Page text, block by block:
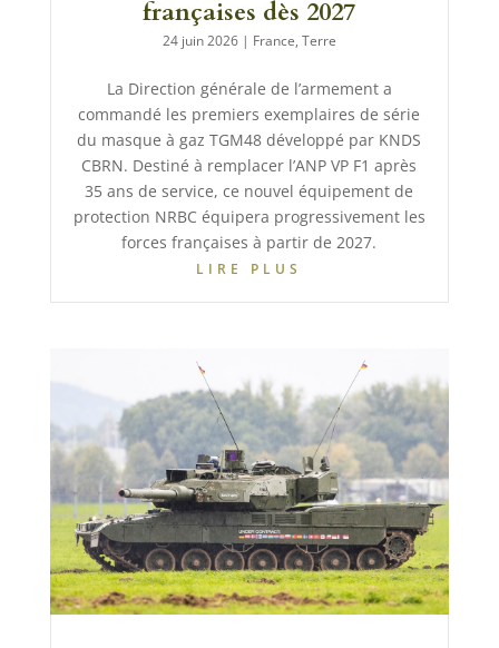
françaises dès 2027
24 juin 2026| France, Terre
La Direction générale de l’armement a
commandé les premiers exemplaires de série
du masque à gaz TGM48 développé par KNDS
CBRN. Destiné à remplacer l’ANP VP F1 après
35 ans de service, ce nouvel équipement de
protection NRBC équipera progressivement les
forces françaises à partir de 2027.
LIRE PLUS